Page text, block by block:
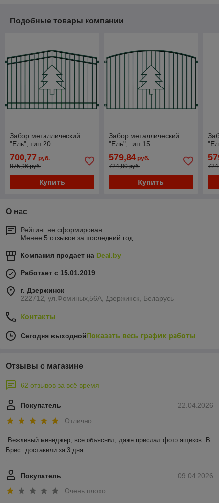
Подобные товары компании
Забор металлический
"Ель", тип 20
700,77 руб.
875,96 руб.
Купить
Забор металлический
"Ель", тип 15
579,84руб.
724,80 руб.
Купить
О нас
Рейтинг не сформирован
Менее 5 отзывов за последний год
Компания продает на Deal.by
Работает с 15.01.2019
г. Дзержинск
222712, ул.Фоминых,56А, Дзержинск, Беларусь
Контакты
Сегодня выходнойПоказать весь график работы
Отзывы о магазине
62 отзывов за всё время
22.04.2026
Покупатель
Отлично
Вежливый менеджер, все объяснил, даже прислал фото ящиков. В
Брест доставили за 3 дня.
09.04.2026
Покупатель
Очень плохо